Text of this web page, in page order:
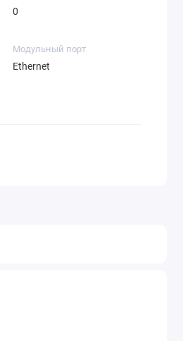
0
Модульный порт
Ethernet